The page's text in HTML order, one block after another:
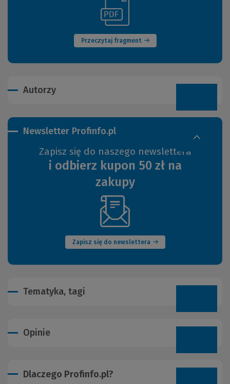
Przeczytaj fragment
(Nowe
okno)
innej
strony)
Autorzy
Newsletter Profinfo.pl
Zapisz się do naszego newslettera
i odbierz kupon 50 zł na
zakupy
Zapisz się do newslettera
(Nowe
okno)
Tematyka, tagi
Opinie
Dlaczego Profinfo.pl?